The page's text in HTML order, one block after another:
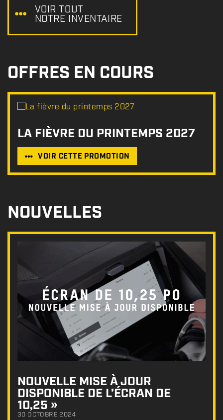
VOIR TOUT
NOTRE INVENTAIRE
OFFRES EN COURS
LA FIÈVRE DU PRINTEMPS 2027
VOIR CETTE PROMOTION
NOUVELLES
NOUVELLE MISE À JOUR
DISPONIBLE DE L’ÉCRAN DE
10,25 »
30 OCTOBRE 2024